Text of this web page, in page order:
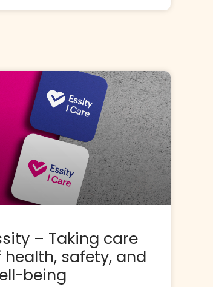
– Taking care
health, safety, and
being